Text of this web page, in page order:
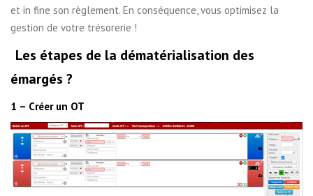
et in fine son règlement. En conséquence, vous optimisez la
gestion de votre trésorerie !
Les étapes de la dématérialisation des
émargés ?
1 – Créer un OT